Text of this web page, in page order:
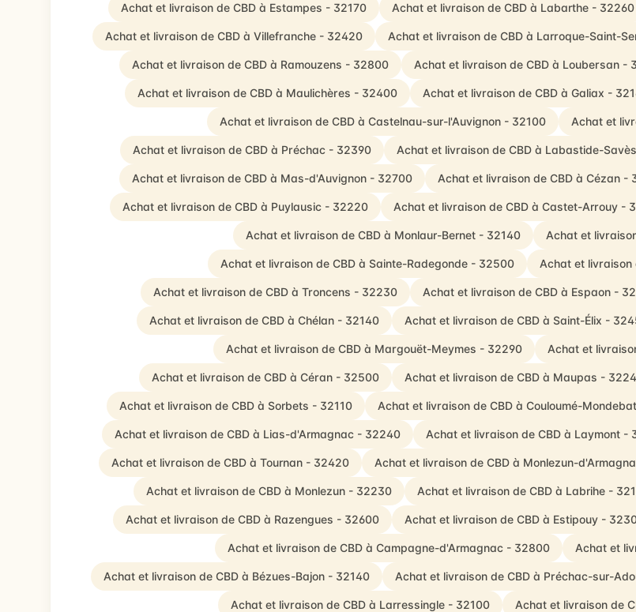
Achat et livraison de CBD à Estampes - 32170 Achat et livraison de CBD à Labarthe - 32260
Achat et livraison de CBD à Villefranche - 32420 Achat et livraison de CBD à Larroque-Saint-
Achat et livraison de CBD à Ramouzens - 32800 Achat et livraison de CBD à Loubersan -
Achat et livraison de CBD à Maulichères - 32400 Achat et livraison de CBD à Galiax -
Achat et livraison de CBD à Castelnau-sur-l'Auvignon - 32100 Achat et
Achat et livraison de CBD à Préchac - 32390 Achat et livraison de CBD à Labastide-
Achat et livraison de CBD à Mas-d'Auvignon - 32700 Achat et livraison de CBD à Cézan -
Achat et livraison de CBD à Puylausic - 32220 Achat et livraison de CBD à Castet-Arrouy -
Achat et livraison de CBD à Monlaur-Bernet - 32140 Achat et
Achat et livraison de CBD à Sainte-Radegonde - 32500 Achat et livraison
Achat et livraison de CBD à Troncens - 32230 Achat et livraison de CBD à Espaon -
Achat et livraison de CBD à Chélan - 32140 Achat et livraison de CBD à Saint-Élix -
Achat et livraison de CBD à Margouët-Meymes - 32290 Achat et
Achat et livraison de CBD à Céran - 32500 Achat et livraison de CBD à Maupas -
Achat et livraison de CBD à Sorbets - 32110 Achat et livraison de CBD à Couloumé-
Achat et livraison de CBD à Lias-d'Armagnac - 32240 Achat et livraison de CBD à Laymont -
Achat et livraison de CBD à Tournan - 32420 Achat et livraison de CBD à Monlezun-
Achat et livraison de CBD à Monlezun - 32230 Achat et livraison de CBD à Labrihe -
Achat et livraison de CBD à Razengues - 32600 Achat et livraison de CBD à Estipouy -
Achat et livraison de CBD à Campagne-d'Armagnac - 32800 Achat et
Achat et livraison de CBD à Bézues-Bajon - 32140 Achat et livraison de CBD à Préchac-sur-
Achat et livraison de CBD à Larressingle - 32100 Achat et livraison de